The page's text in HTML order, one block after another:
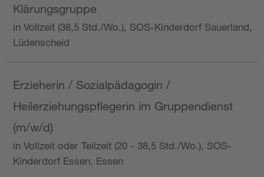
Klärungsgruppe
in Vollzeit (38,5 Std./Wo.), SOS-Kinderdorf Sauerland,
Lüdenscheid
Erzieherin / Sozialpädagogin /
Heilerziehungspflegerin im Gruppendienst
(m/w/d)
in Vollzeit oder Teilzeit (20 - 38,5 Std./Wo.), SOS-
Kinderdorf Essen, Essen